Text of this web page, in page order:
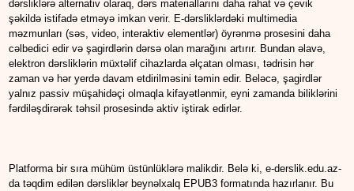
dərsliklərə alternativ olaraq, dərs materiallarını daha rahat və çevik
şəkildə istifadə etməyə imkan verir. E-dərsliklərdəki multimedia
məzmunları (səs, video, interaktiv elementlər) öyrənmə prosesini daha
cəlbedici edir və şagirdlərin dərsə olan marağını artırır. Bundan əlavə,
elektron dərsliklərin müxtəlif cihazlarda əlçatan olması, tədrisin hər
zaman və hər yerdə davam etdirilməsini təmin edir. Beləcə, şagirdlər
yalnız passiv müşahidəçi olmaqla kifayətlənmir, eyni zamanda biliklərini
fərdiləşdirərək təhsil prosesində aktiv iştirak edirlər.
Platforma bir sıra mühüm üstünlüklərə malikdir. Belə ki, e-derslik.edu.az-
da təqdim edilən dərsliklər beynəlxalq EPUB3 formatında hazırlanır. Bu